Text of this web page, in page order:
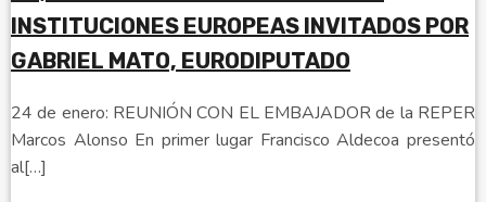
INSTITUCIONES EUROPEAS INVITADOS POR
GABRIEL MATO, EURODIPUTADO
24 de enero: REUNIÓN CON EL EMBAJADOR de la REPER
Marcos Alonso En primer lugar Francisco Aldecoa presentó
al[…]